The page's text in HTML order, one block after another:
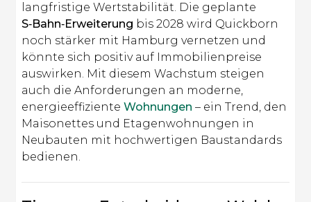
langfristige Wertstabilität. Die geplante
S‑Bahn‑Erweiterung bis 2028 wird Quickborn
noch stärker mit Hamburg vernetzen und
könnte sich positiv auf Immobilienpreise
auswirken. Mit diesem Wachstum steigen
auch die Anforderungen an moderne,
energieeffizienteWohnungen – ein Trend, den
Maisonettes und Etagenwohnungen in
Neubauten mit hochwertigen Baustandards
bedienen.